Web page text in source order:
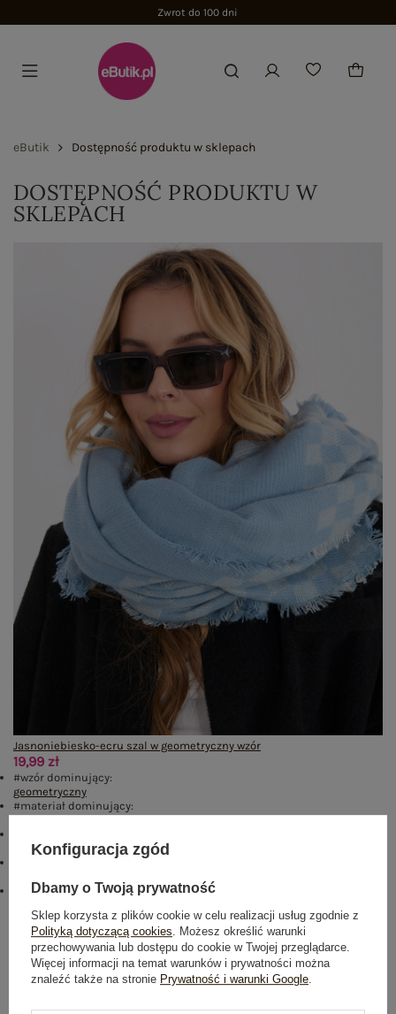
Zwrot do 100 dni
eButik Dostępność produktu w sklepach
DOSTĘPNOŚĆ PRODUKTU W
SKLEPACH
Jasnoniebiesko-ecru szal w geometryczny wzór
19,99 zł
#wzór dominujący:
geometryczny
#materiał dominujący:
frędzle
#skład materiału :
#sposób prania :
Rozmiar: One size
Centrum Logistyczne Nadarzyn
Dostępny
Konfiguracja zgód
Dbamy o Twoją prywatność
Sklep korzysta z plików cookie w celu realizacji usług zgodnie z
Polityką dotyczącą cookies. Możesz określić warunki
przechowywania lub dostępu do cookie w Twojej przeglądarce.
Więcej informacji na temat warunków i prywatności można
znaleźć także na stronie Prywatność i warunki Google.